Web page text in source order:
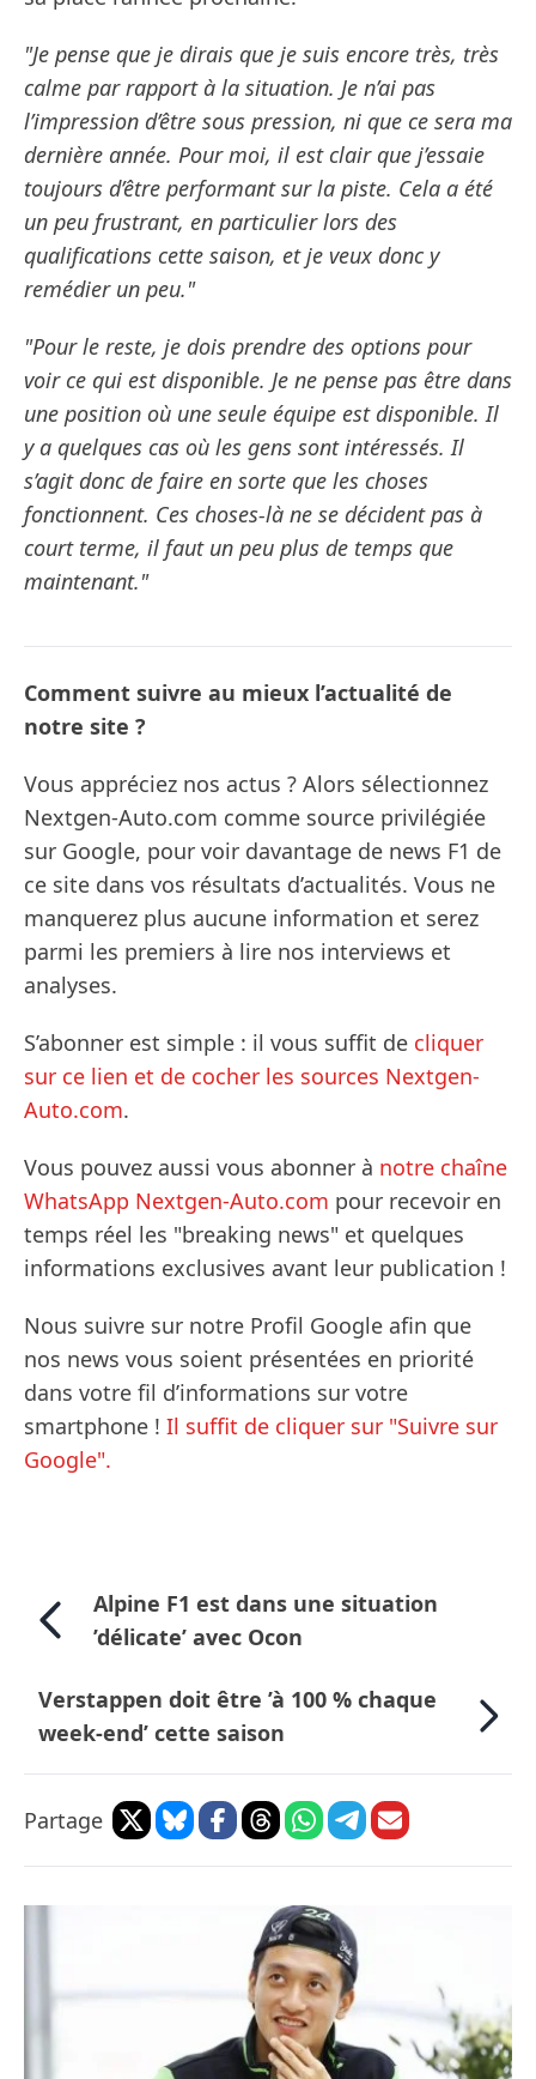
"Je pense que je dirais que je suis encore très, très
calme par rapport à la situation. Je n’ai pas
l’impression d’être sous pression, ni que ce sera ma
dernière année. Pour moi, il est clair que j’essaie
toujours d’être performant sur la piste. Cela a été
un peu frustrant, en particulier lors des
qualifications cette saison, et je veux donc y
remédier un peu."
"Pour le reste, je dois prendre des options pour
voir ce qui est disponible. Je ne pense pas être dans
une position où une seule équipe est disponible. Il
y a quelques cas où les gens sont intéressés. Il
s’agit donc de faire en sorte que les choses
fonctionnent. Ces choses-là ne se décident pas à
court terme, il faut un peu plus de temps que
maintenant."
Comment suivre au mieux l’actualité de
notre site ?
Vous appréciez nos actus ? Alors sélectionnez
Nextgen-Auto.com comme source privilégiée
sur Google, pour voir davantage de news F1 de
ce site dans vos résultats d’actualités. Vous ne
manquerez plus aucune information et serez
parmi les premiers à lire nos interviews et
analyses.
S’abonner est simple : il vous suffit de cliquer
sur ce lien et de cocher les sources Nextgen-
Auto.com.
Vous pouvez aussi vous abonner à notre chaîne
WhatsApp Nextgen-Auto.com pour recevoir en
temps réel les "breaking news" et quelques
informations exclusives avant leur publication !
Nous suivre sur notre Profil Google afin que
nos news vous soient présentées en priorité
dans votre fil d’informations sur votre
smartphone ! Il suffit de cliquer sur "Suivre sur
Google".
Alpine F1 est dans une situation
’délicate’ avec Ocon
Verstappen doit être ’à 100 % chaque
week-end’ cette saison
Partage